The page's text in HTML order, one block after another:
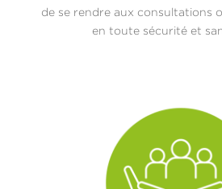
de se rendre aux consultations
en toute sécurité et